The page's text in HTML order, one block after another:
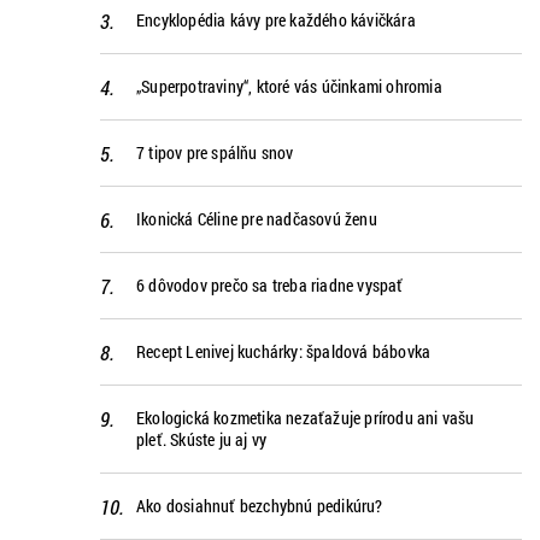
Encyklopédia kávy pre každého kávičkára
„Superpotraviny“, ktoré vás účinkami ohromia
7 tipov pre spálňu snov
Ikonická Céline pre nadčasovú ženu
6 dôvodov prečo sa treba riadne vyspať
Recept Lenivej kuchárky: špaldová bábovka
Ekologická kozmetika nezaťažuje prírodu ani vašu
pleť. Skúste ju aj vy
Ako dosiahnuť bezchybnú pedikúru?